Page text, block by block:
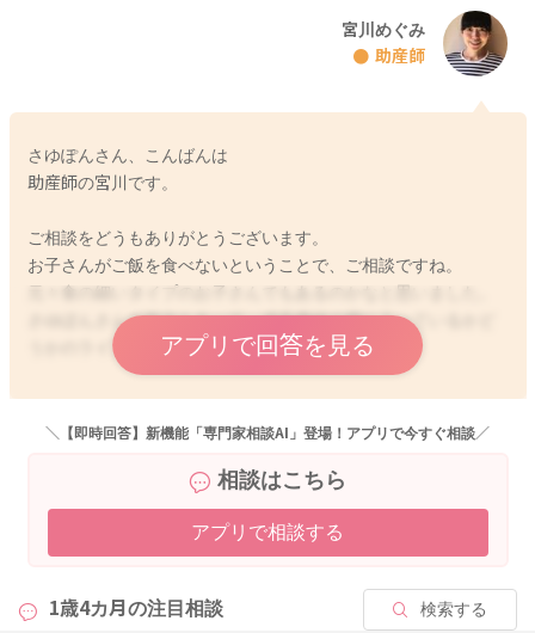
宮川めぐみ
助産師
さゆぽんさん、こんばんは
助産師の宮川です。
ご相談をどうもありがとうございます。
お子さんがご飯を食べないということで、ご相談ですね。
元々食の細いタイプのお子さんでもあるのかなと思いました。
さゆぽんさんの努力もあって、成長曲線の枠に入っているかど
うかのラインを推移しているのですね。
燃費がいいタイプでもあるのかわからないのですが、お子さん
のペースで食べ進めてきていても、元気にお子さんのペースで
とってのペースだということで、見守っていただいても良いの
かなと思いました。
前で食べている様子を見せてあげていただくのもいいと思いま
すよ。
アプリで回答を見る
＼【即時回答】新機能「専門家相談AI」登場！アプリで今すぐ相談／
相談はこちら
アプリで相談する
1歳4カ月の注目相談 検索する